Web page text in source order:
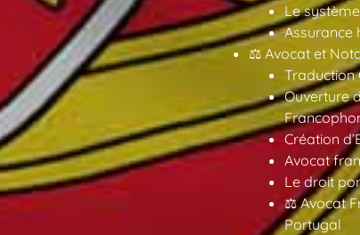
Le
Assurance
⚖️ Avocat et
Traduction
Ouverture
Création
Avocat
Le droit
⚖️ Avocat
Portugal